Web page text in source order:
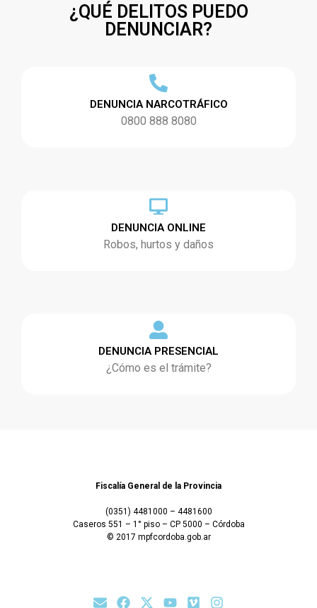
¿QUÉ DELITOS PUEDO
DENUNCIAR?
DENUNCIA NARCOTRÁFICO
0800 888 8080
DENUNCIA ONLINE
Robos, hurtos y daños
DENUNCIA PRESENCIAL
¿Cómo es el trámite?
Fiscalía General de la Provincia
(0351) 4481000 – 4481600
Caseros 551 – 1° piso – CP 5000 – Córdoba
© 2017 mpfcordoba.gob.ar